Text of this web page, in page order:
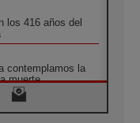
los 416 años del
contemplamos la
muerte
de la Madre